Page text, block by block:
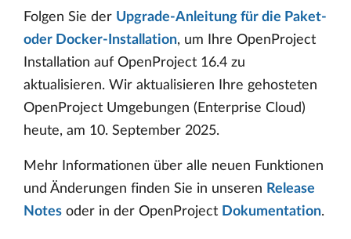
Folgen Sie der Upgrade-Anleitung für die Paket-
oder Docker-Installation, um Ihre OpenProject
Installation auf OpenProject 16.4 zu
aktualisieren. Wir aktualisieren Ihre gehosteten
OpenProject Umgebungen (Enterprise Cloud)
heute, am 10. September 2025.
Mehr Informationen über alle neuen Funktionen
und Änderungen finden Sie in unseren Release
Notes oder in der OpenProject Dokumentation.